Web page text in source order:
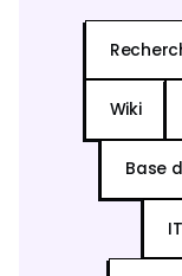
Wiki
Base